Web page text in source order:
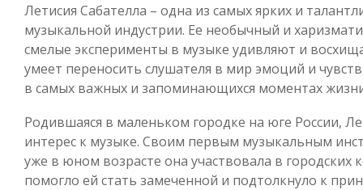
Летисия Сабателла – одна из самых ярких и
музыкальной индустрии. Ее необычный и
смелые эксперименты в музыке удивляют и
умеет переносить слушателя в мир эмоций и
в самых важных и запоминающихся моментах
Родившаяся в маленьком городке на юге России,
интерес к музыке. Своим первым музыкальным
уже в юном возрасте она участвовала в городских
помогло ей стать замеченной и подтолкнуло к